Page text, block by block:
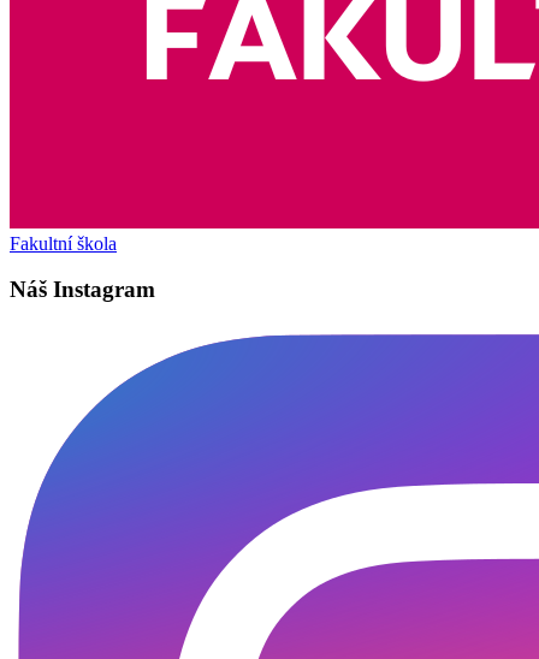
Fakultní škola
Náš Instagram